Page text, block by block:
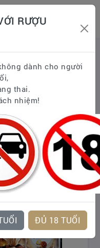
CÁC NĂM
2026 bk26-011-
RƯỢU
dành cho người
thai.
nhiệm!
ĐỦ 18 TUỔI